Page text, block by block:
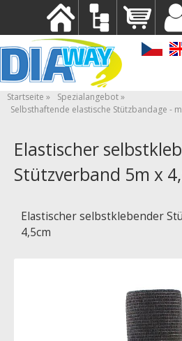
Startseite
Spezialangebot
Selbsthaftende elastische Stützbandage -
Elastischer
Stützverband 5m x
Elastischer selbstklebender
4,5cm